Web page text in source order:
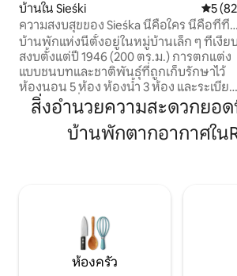
บ้านใน Sieśki คะแนน
5
ความสงบสุขของ Sieśka นี้คือใคร นี่คือที่ที่
คุณจะได้หลีกหนีจากความเร่งรีบและวุ่นวาย
บ้านพักแห่งนี้ตั้งอยู่ในหมู่บ้านเล็ก ๆ ที่เงียบ
สงบตั้งแต่ปี 1946 (200 ตร.ม.) การตกแต่ง
แบบชนบทและชาติพันธุ์ที่ถูกเก็บรักษาไว้
ห้องนอน 5 ห้อง ห้องน้ำ 3 ห้อง และระเบียง
กว้างขวางที่มองเห็นสวนผลไม้ช่วยให้ผ่อน
คลายได้อย่างเต็มที่และเข้าพักได้อย่าง
สะดวกสบายสำหรับ 16 คน ห้องครัวขนาด
พร้อมเตาไฟ สวนผลไม้ขนาดใหญ่ และสนาม
วอลเลย์บอล
สิ่งอำนวยความสะดวกยอ
บ้านพักตากอากาศใน
ห้องครัว